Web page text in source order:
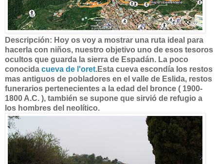
Descripción: Hoy os voy a mostrar una ruta ideal para
hacerla con niños, nuestro objetivo uno de esos tesoros
ocultos que guarda la sierra de Espadán. La poco
conocida cueva de l'oret.Esta cueva escondía los restos
mas antiguos de pobladores en el valle de Eslida, restos
funerarios pertenecientes a la edad del bronce ( 1900-
1800 A.C. ), también se supone que sirvió de refugio a
los hombres del neolítico.